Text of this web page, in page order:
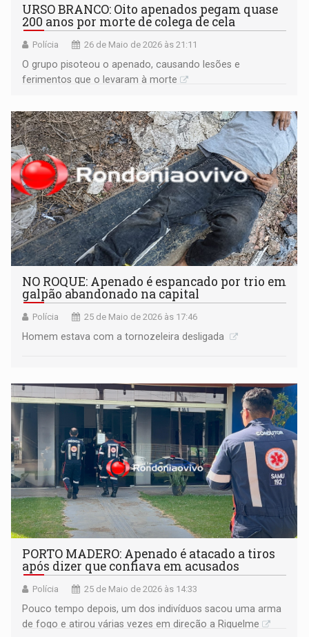
URSO BRANCO: Oito apenados pegam quase
200 anos por morte de colega de cela
Polícia 26 de Maio de 2026 às 21:11
O grupo pisoteou o apenado, causando lesões e
ferimentos que o levaram à morte
NO ROQUE: Apenado é espancado por trio em
galpão abandonado na capital
Polícia 25 de Maio de 2026 às 17:46
Homem estava com a tornozeleira desligada
PORTO MADERO: Apenado é atacado a tiros
após dizer que confiava em acusados
Polícia 25 de Maio de 2026 às 14:33
Pouco tempo depois, um dos indivíduos sacou uma arma
de fogo e atirou várias vezes em direção a Riquelme